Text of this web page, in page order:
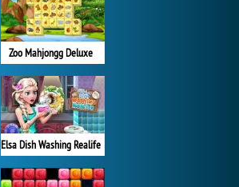
Zoo Mahjongg Deluxe
Elsa Dish Washing Realife